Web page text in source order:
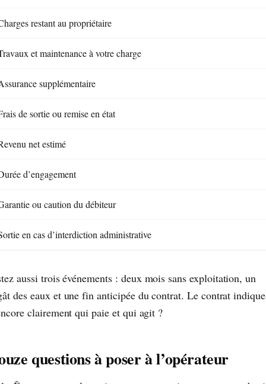
restant au propriétaire
et maintenance à votre charge
supplémentaire
de sortie ou remise en état
net estimé
d’engagement
ou caution du débiteur
en cas d’interdiction administrative
aussi trois événements : deux mois sans exploitation, un
des eaux et une fin anticipée du contrat. Le contrat
clairement qui paie et qui agit ?
questions à poser à l’opérateur